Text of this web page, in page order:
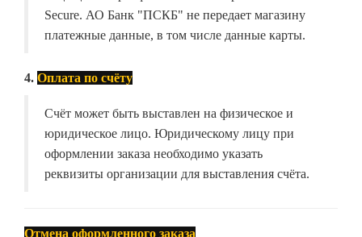
Secure. АО Банк "ПСКБ" не передает магазину
платежные данные, в том числе данные карты.
4. Оплата по счёту
Счёт может быть выставлен на физическое и
юридическое лицо. Юридическому лицу при
оформлении заказа необходимо указать
реквизиты организации для выставления счёта.
Отмена оформленного заказа